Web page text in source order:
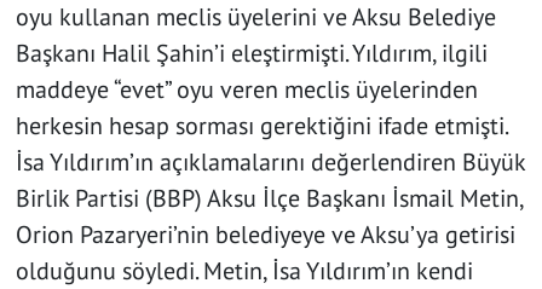
oyu kullanan meclis üyelerini ve Aksu Belediye
Başkanı Halil Şahin’i eleştirmişti. Yıldırım, ilgili
maddeye “evet” oyu veren meclis üyelerinden
herkesin hesap sorması gerektiğini ifade etmişti.
İsa Yıldırım’ın açıklamalarını değerlendiren Büyük
Birlik Partisi (BBP) Aksu İlçe Başkanı İsmail Metin,
Orion Pazaryeri’nin belediyeye ve Aksu’ya getirisi
olduğunu söyledi. Metin, İsa Yıldırım’ın kendi